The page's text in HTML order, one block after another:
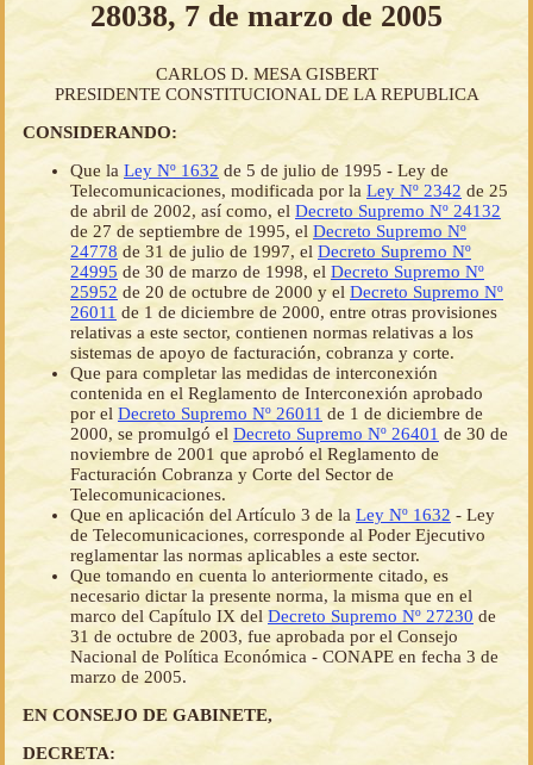
28038, 7 de marzo de 2005
CARLOS D. MESA GISBERT
PRESIDENTE CONSTITUCIONAL DE LA REPUBLICA
CONSIDERANDO:
Que la Ley Nº 1632 de 5 de julio de 1995 - Ley de
Telecomunicaciones, modificada por la Ley Nº 2342 de 25
de abril de 2002, así como, el Decreto Supremo Nº 24132
de 27 de septiembre de 1995, el Decreto Supremo Nº
24778 de 31 de julio de 1997, el Decreto Supremo Nº
24995 de 30 de marzo de 1998, el Decreto Supremo Nº
25952 de 20 de octubre de 2000 y el Decreto Supremo Nº
26011 de 1 de diciembre de 2000, entre otras provisiones
relativas a este sector, contienen normas relativas a los
sistemas de apoyo de facturación, cobranza y corte.
Que para completar las medidas de interconexión
contenida en el Reglamento de Interconexión aprobado
por el Decreto Supremo Nº 26011 de 1 de diciembre de
2000, se promulgó el Decreto Supremo Nº 26401 de 30 de
noviembre de 2001 que aprobó el Reglamento de
Facturación Cobranza y Corte del Sector de
Telecomunicaciones.
Que en aplicación del Artículo 3 de la Ley Nº 1632 - Ley
de Telecomunicaciones, corresponde al Poder Ejecutivo
reglamentar las normas aplicables a este sector.
Que tomando en cuenta lo anteriormente citado, es
necesario dictar la presente norma, la misma que en el
marco del Capítulo IX del Decreto Supremo Nº 27230 de
31 de octubre de 2003, fue aprobada por el Consejo
Nacional de Política Económica - CONAPE en fecha 3 de
marzo de 2005.
EN CONSEJO DE GABINETE,
DECRETA: